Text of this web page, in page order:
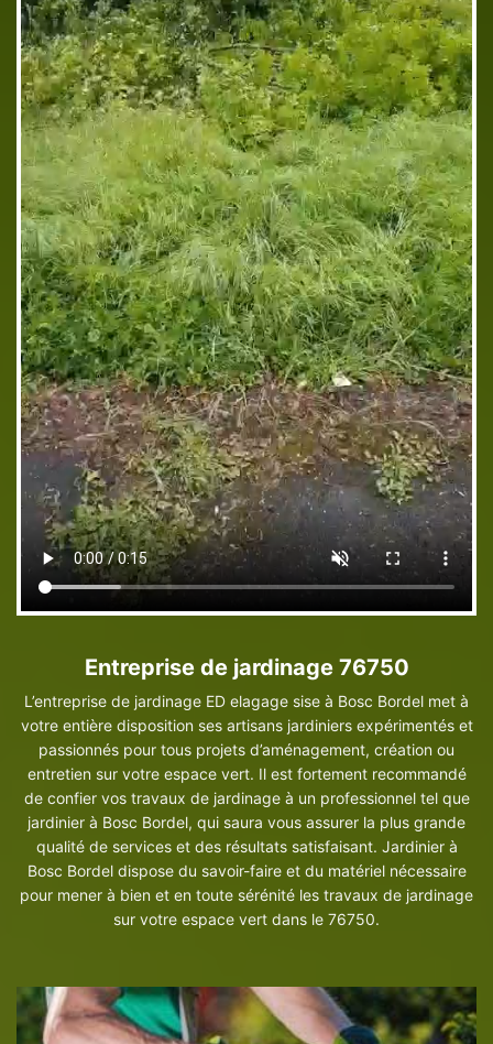
Entreprise de jardinage 76750
L’entreprise de jardinage ED elagage sise à Bosc Bordel met à
votre entière disposition ses artisans jardiniers expérimentés et
passionnés pour tous projets d’aménagement, création ou
entretien sur votre espace vert. Il est fortement recommandé
de confier vos travaux de jardinage à un professionnel tel que
jardinier à Bosc Bordel, qui saura vous assurer la plus grande
qualité de services et des résultats satisfaisant. Jardinier à
Bosc Bordel dispose du savoir-faire et du matériel nécessaire
pour mener à bien et en toute sérénité les travaux de jardinage
sur votre espace vert dans le 76750.